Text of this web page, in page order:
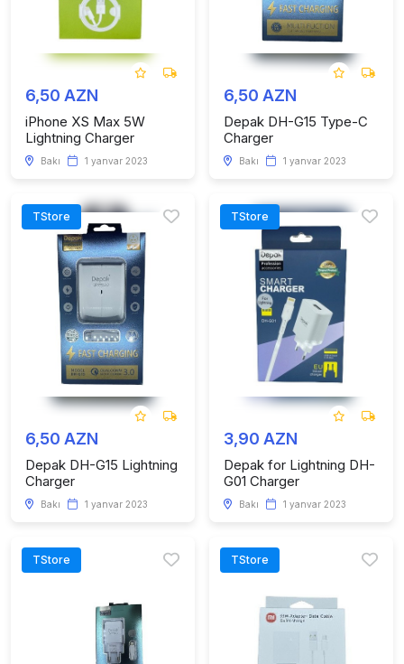
6,50 AZN
iPhone XS Max 5W
Lightning Charger
Bakı 1 yanvar 2023
6,50 AZN
Depak DH-G15 Type-C
Charger
Bakı 1 yanvar 2023
TStore
6,50 AZN
Depak DH-G15 Lightning
Charger
Bakı 1 yanvar 2023
TStore
3,90 AZN
Depak for Lightning DH-
G01 Charger
Bakı 1 yanvar 2023
TStore TStore